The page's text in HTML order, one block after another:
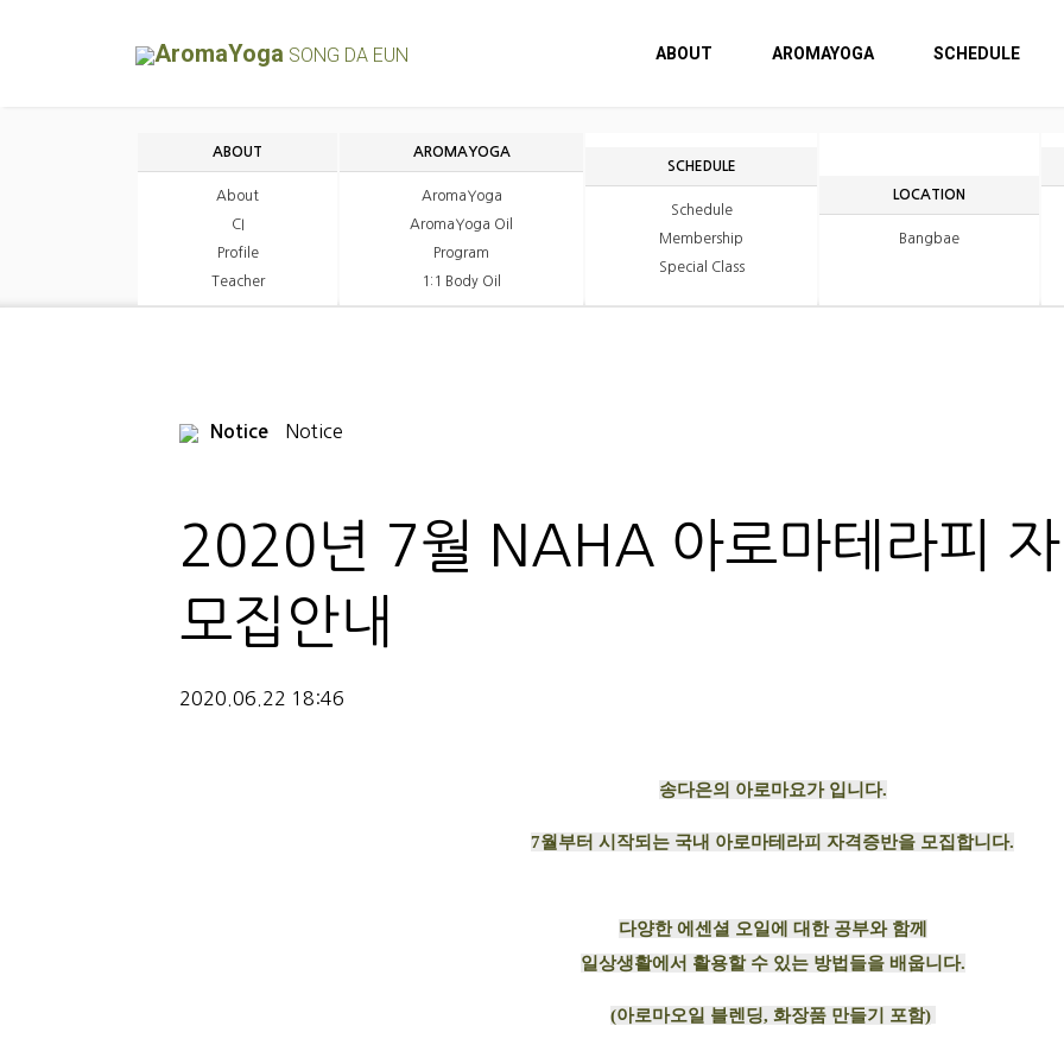
AromaYoga SONG DA EUN ABOUT AROMAYOGA SCHEDULE
ABOUT
About
CI
Profile
Teacher
AROMAYOGA
AromaYoga
AromaYoga Oil
Program
1:1 Body Oil
SCHEDULE
Schedule
Membership
Special Class
LOCATION
Bangbae
Notice Notice
2020년 7월 NAHA 아로마테라피
모집안내
2020.06.22 18:46
송다은의 아로마요가 입니다.
7월부터 시작되는 국내 아로마테라피 자격증반을 모집합니다.
다양한 에센셜 오일에 대한 공부와 함께
일상생활에서 활용할 수 있는 방법들을 배웁니다.
(아로마오일 블렌딩, 화장품 만들기 포함)